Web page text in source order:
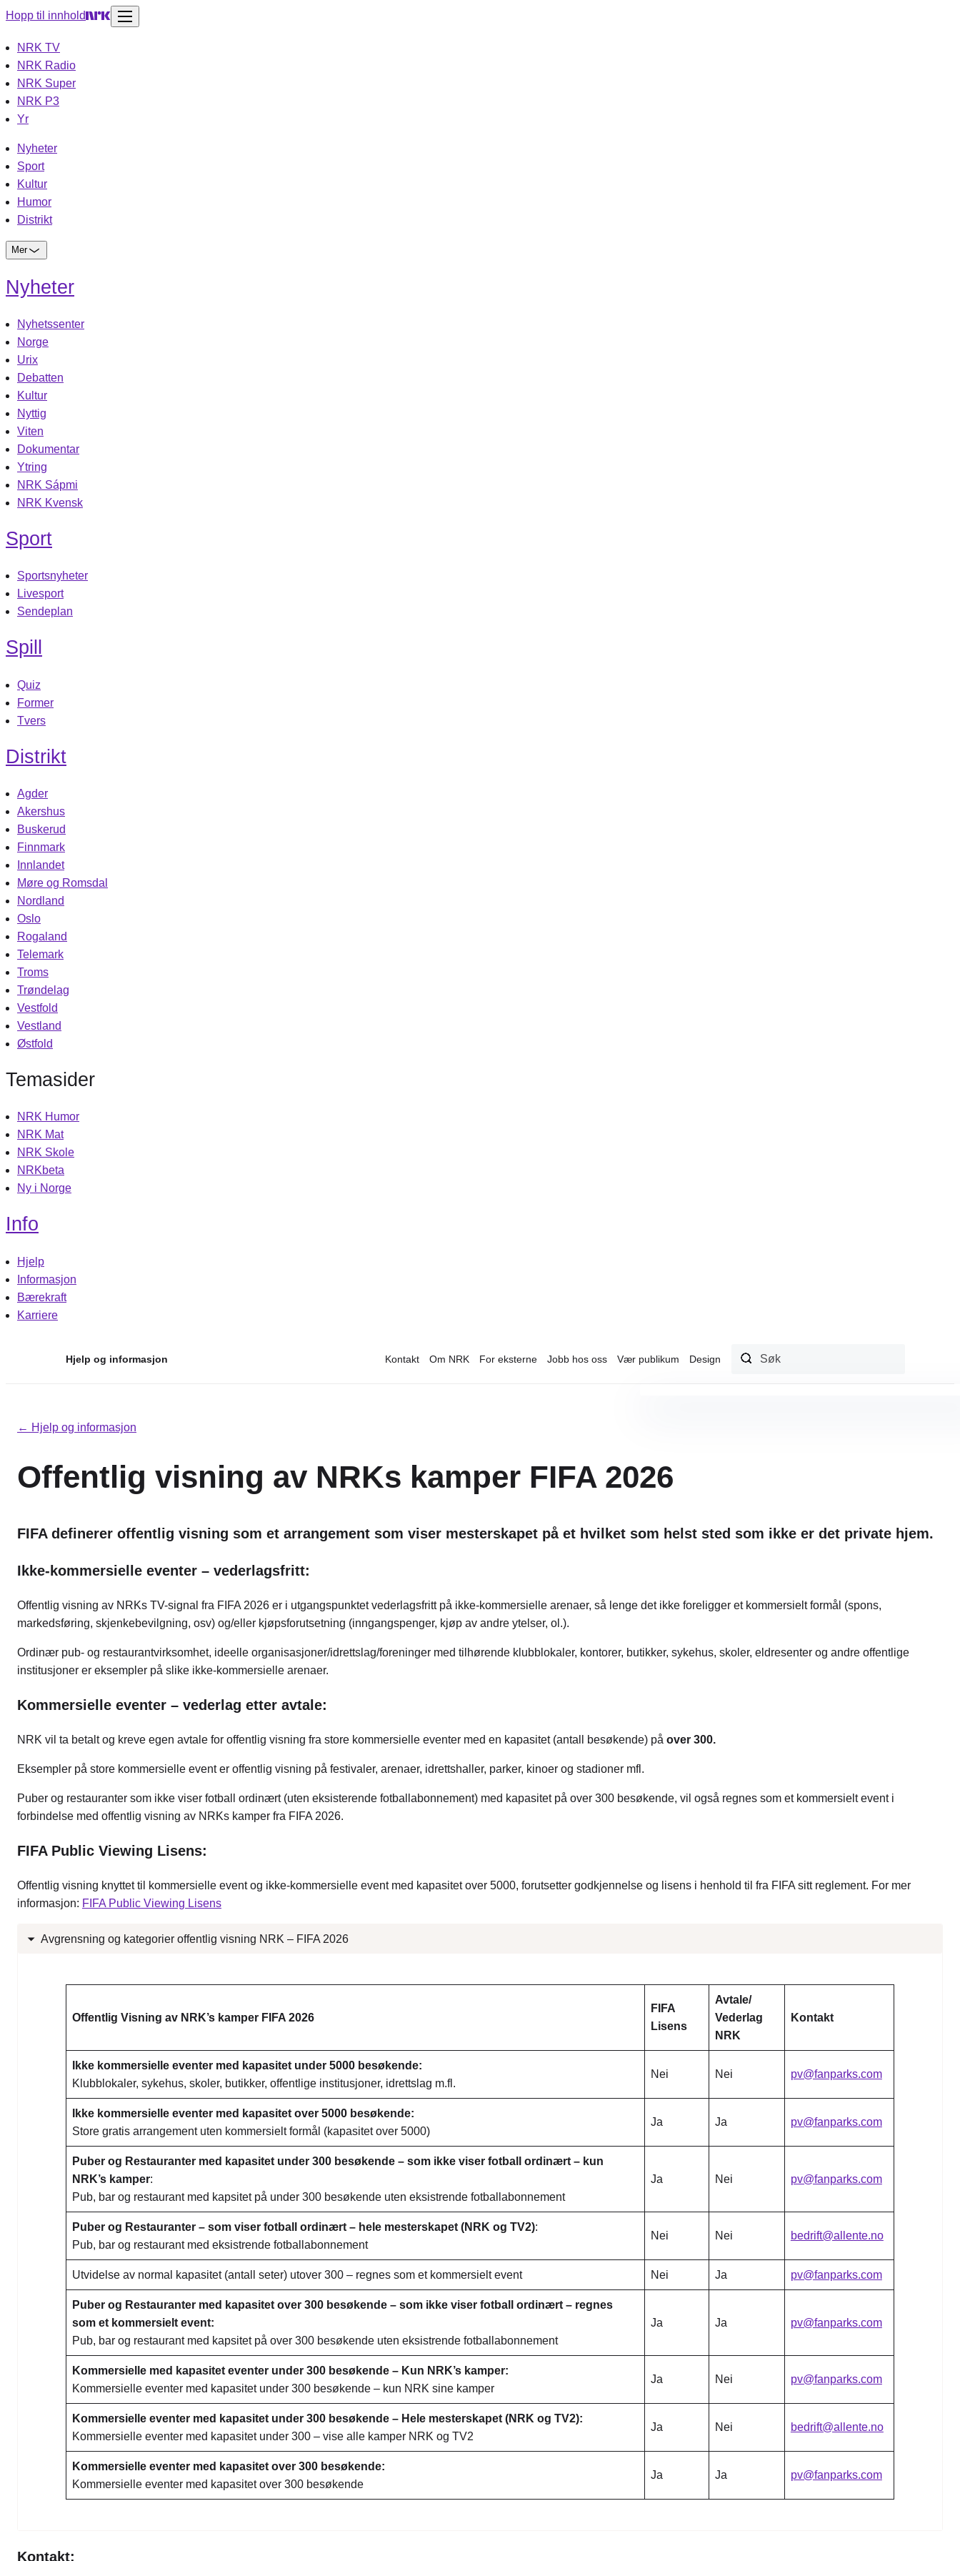
Hopp til innhold
NRK TV
NRK Radio
NRK Super
NRK P3
Yr
Nyheter
Sport
Kultur
Humor
Distrikt
Mer
Nyheter
Nyhetssenter
Norge
Urix
Debatten
Kultur
Nyttig
Viten
Dokumentar
Ytring
NRK Sápmi
NRK Kvensk
Sport
Sportsnyheter
Livesport
Sendeplan
Spill
Quiz
Former
Tvers
Distrikt
Agder
Akershus
Buskerud
Finnmark
Innlandet
Møre og Romsdal
Nordland
Oslo
Rogaland
Telemark
Troms
Trøndelag
Vestfold
Vestland
Østfold
Temasider
NRK Humor
NRK Mat
NRK Skole
NRKbeta
Ny i Norge
Info
Hjelp
Informasjon
Bærekraft
Karriere
Hjelp og informasjon Kontakt Om NRK For eksterne Jobb hos oss Vær publikum Design
innhold
← Hjelp og informasjon
Offentlig visning av NRKs kamper FIFA 2026
FIFA definerer offentlig visning som et arrangement som viser mesterskapet på et hvilket som helst sted som ikke er det private hjem.
Ikke-kommersielle eventer – vederlagsfritt:
Offentlig visning av NRKs TV-signal fra FIFA 2026 er i utgangspunktet vederlagsfritt på ikke-kommersielle arenaer, så lenge det ikke foreligger et kommersielt formål (spons,
markedsføring, skjenkebevilgning, osv) og/eller kjøpsforutsetning (inngangspenger, kjøp av andre ytelser, ol.).
Ordinær pub- og restaurantvirksomhet, ideelle organisasjoner/idrettslag/foreninger med tilhørende klubblokaler, kontorer, butikker, sykehus, skoler, eldresenter og andre offentlige
institusjoner er eksempler på slike ikke-kommersielle arenaer.
Kommersielle eventer – vederlag etter avtale:
NRK vil ta betalt og kreve egen avtale for offentlig visning fra store kommersielle eventer med en kapasitet (antall besøkende) på over 300.
Eksempler på store kommersielle event er offentlig visning på festivaler, arenaer, idrettshaller, parker, kinoer og stadioner mfl.
Puber og restauranter som ikke viser fotball ordinært (uten eksisterende fotballabonnement) med kapasitet på over 300 besøkende, vil også regnes som et kommersielt event i
forbindelse med offentlig visning av NRKs kamper fra FIFA 2026.
FIFA Public Viewing Lisens:
Offentlig visning knyttet til kommersielle event og ikke-kommersielle event med kapasitet over 5000, forutsetter godkjennelse og lisens i henhold til fra FIFA sitt reglement. For mer
informasjon: FIFA Public Viewing Lisens
Avgrensning og kategorier offentlig visning NRK – FIFA 2026
Offentlig Visning av NRK’s kamper FIFA 2026
FIFA
Lisens
Avtale/
Vederlag
NRK
Kontakt
Ikke kommersielle eventer med kapasitet under 5000 besøkende:
Klubblokaler, sykehus, skoler, butikker, offentlige institusjoner, idrettslag m.fl.
Nei Nei pv@fanparks.com
Ikke kommersielle eventer med kapasitet over 5000 besøkende:
Store gratis arrangement uten kommersielt formål (kapasitet over 5000)
Ja Ja pv@fanparks.com
Puber og Restauranter med kapasitet under 300 besøkende – som ikke viser fotball ordinært – kun
NRK’s kamper:
Pub, bar og restaurant med kapsitet på under 300 besøkende uten eksistrende fotballabonnement
Ja Nei pv@fanparks.com
Puber og Restauranter – som viser fotball ordinært – hele mesterskapet (NRK og TV2):
Pub, bar og restaurant med eksistrende fotballabonnement
Nei Nei bedrift@allente.no
Utvidelse av normal kapasitet (antall seter) utover 300 – regnes som et kommersielt event Nei Ja pv@fanparks.com
Puber og Restauranter med kapasitet over 300 besøkende – som ikke viser fotball ordinært – regnes
som et kommersielt event:
Pub, bar og restaurant med kapsitet på over 300 besøkende uten eksistrende fotballabonnement
Ja Ja pv@fanparks.com
Kommersielle med kapasitet eventer under 300 besøkende – Kun NRK’s kamper:
Kommersielle eventer med kapasitet under 300 besøkende – kun NRK sine kamper
Ja Nei pv@fanparks.com
Kommersielle eventer med kapasitet under 300 besøkende – Hele mesterskapet (NRK og TV2):
Kommersielle eventer med kapasitet under 300 – vise alle kamper NRK og TV2
Ja Nei bedrift@allente.no
Kommersielle eventer med kapasitet over 300 besøkende:
Kommersielle eventer med kapasitet over 300 besøkende
Ja Ja pv@fanparks.com
Kontakt: